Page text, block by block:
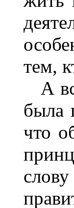
тем,
А
была
что